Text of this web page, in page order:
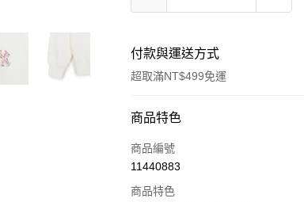
付款與運送方式
超取滿NT$499免運
付款方式
信用卡一次付款
商品特色
商品編號
11440883
商品特色